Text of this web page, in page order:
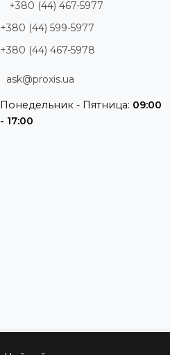
+380 (44) 467-5977
+380 (44) 599-5977
+380 (44) 467-5978
ask@proxis.ua
Понедельник - Пятница: 09:00
- 17:00